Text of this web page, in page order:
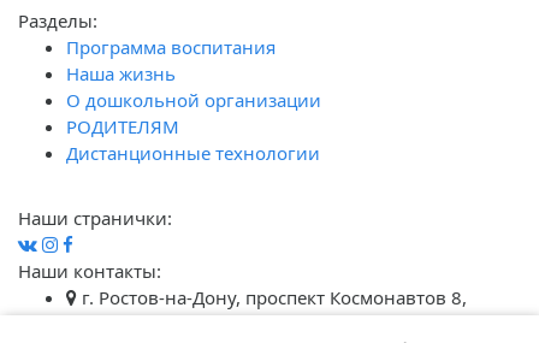
Разделы:
Программа воспитания
Наша жизнь
О дошкольной организации
РОДИТЕЛЯМ
Дистанционные технологии
Наши странички:
Наши контакты:
г. Ростов-на-Дону, проспект Космонавтов 8,
строение 5